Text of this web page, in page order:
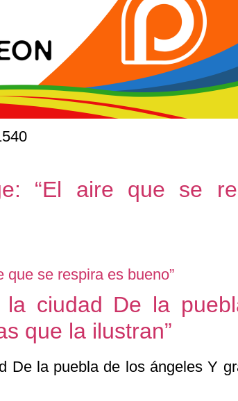
“El aire que se
la ciudad De la
que la ilustran”